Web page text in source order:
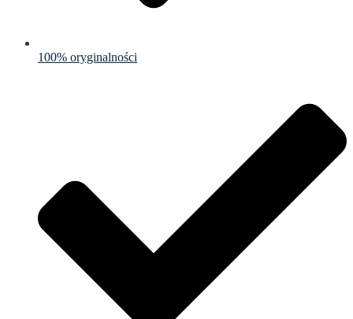
100% oryginalności